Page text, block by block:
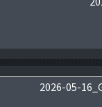
2026-05-